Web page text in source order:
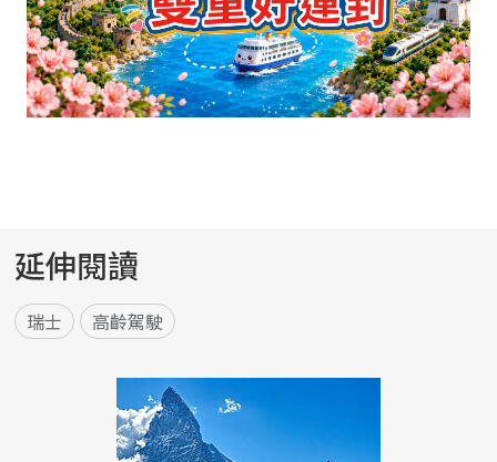
延伸閱讀
瑞士 高齡駕駛